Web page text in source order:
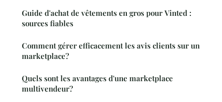
Guide d'achat de vêtements en gros pour Vinted :
sources fiables
Comment gérer efficacement les avis clients sur un
marketplace?
Quels sont les avantages d'une marketplace
multivendeur?